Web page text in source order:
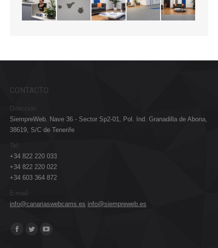
CONTACTO
Dirección:
SiempreWeb. Nave 36 - Sector Sp2-01, Pol. Ind. Granadilla de Abona,
38619, S/C de Tenerife
Tel:
+34 822 220 033
+34 822 220 022
+34 603 364 872
E-mail:
info@canariaswebcams.es info@siempreweb.es
Encuéntranos en: